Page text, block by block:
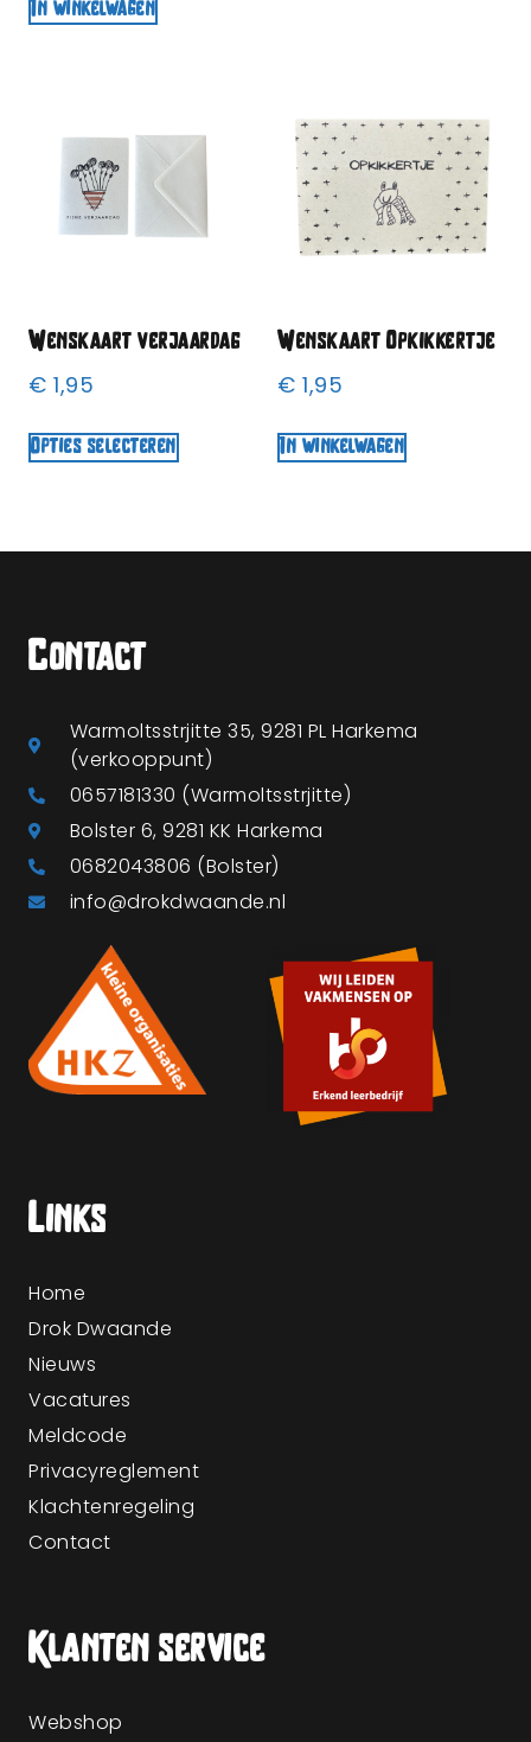
In winkelwagen
Wenskaart verjaardag
€ 1,95
Opties selecteren
Wenskaart Opkikkertje
€ 1,95
In winkelwagen
Contact
Warmoltsstrjitte 35, 9281 PL Harkema
(verkooppunt)
0657181330 (Warmoltsstrjitte)
Bolster 6, 9281 KK Harkema
0682043806 (Bolster)
info@drokdwaande.nl
Links
Home
Drok Dwaande
Nieuws
Vacatures
Meldcode
Privacyreglement
Klachtenregeling
Contact
Klanten service
Webshop